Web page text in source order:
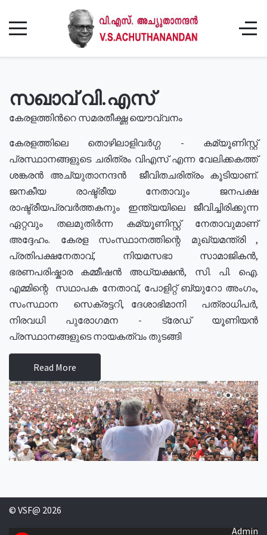
സഖാവ് വി.എസ്
കേരളത്തിൻറെ സമരതീക്ഷ്ണ യൌവ്വനം
കേരളത്തിലെ തൊഴിലാളിവർഗ്ഗ - കമ്യൂണിസ്റ്റ്
പ്രസ്ഥാനങ്ങളുടെ ചരിത്രം വിഎസ് എന്ന വേലിക്കകത്ത്
ശങ്കരൻ അച്യുതാനന്ദൻ ജീവിതചരിത്രം കൂടിയാണ്.
ജനകീയ രാഷ്ട്രീയ നേതാവും ജനപക്ഷ
രാഷ്ട്രീയപ്രവർത്തകനും ഇന്ത്യയിലെ ജീവിച്ചിരിക്കുന്ന
ഏറ്റവും തലമുതിർന്ന കമ്യൂണിസ്റ്റ് നേതാവുമാണ്
അദ്ദേഹം. കേരള സംസ്ഥാനത്തിന്റെ മുഖ്യമന്ത്രി ,
പ്രതിപക്ഷനേതാവ്, നിയമസഭാ സാമാജികൻ,
ഭരണപരിഷ്കാര കമ്മീഷൻ അധ്യക്ഷൻ, സി. പി. ഐ.
എമ്മിന്റെ സഥാപക നേതാവ്, പോളിറ്റ് ബ്യുറോ അംഗം,
സംസ്ഥാന സെക്രട്ടറി, ദേശാഭിമാനി പത്രാധിപർ,
നിരവധി പുരോഗമന - ട്രേഡ് യൂണിയൻ
പ്രസ്ഥാനങ്ങളുടെ നായകത്വം തുടങ്ങി
Read More
© VSF@ 2026
Admin